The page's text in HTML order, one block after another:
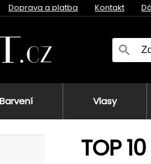
Doprava a platba Kontakt
Barvení Vlasy
TOP